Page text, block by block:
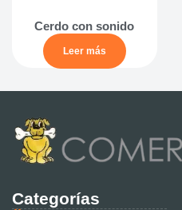
Cerdo con sonido
Leer más
Categorías